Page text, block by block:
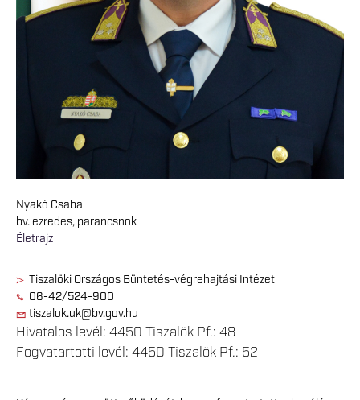
Nyakó Csaba
bv. ezredes, parancsnok
Életrajz
Tiszalöki Országos Büntetés-végrehajtási Intézet
06-42/524-900
tiszalok.uk@bv.gov.hu
Hivatalos levél: 4450 Tiszalök Pf.: 48
Fogvatartotti levél: 4450 Tiszalök Pf.: 52